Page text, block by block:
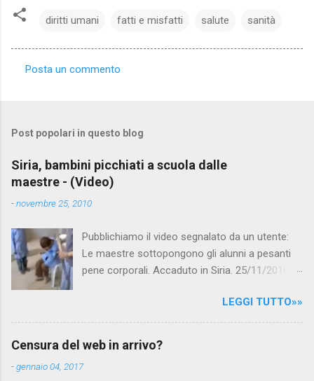
diritti umani fatti e misfatti salute sanità
e
n
t
Posta un commento
Post popolari in questo blog
Siria, bambini picchiati a scuola dalle
maestre - (Video)
-novembre 25, 2010
Pubblichiamo il video segnalato da un utente:
Le maestre sottopongono gli alunni a pesanti
pene corporali. Accaduto in Siria. 25/11/2010
Canale 5 "Forum" si è interessato al caso,
interpellando prontamente l'ambasciata siriana,
per fare luce sulla vicenda: è emerso che il
LEGGI TUTTO»»
Censura del web in arrivo?
-gennaio 04, 2017